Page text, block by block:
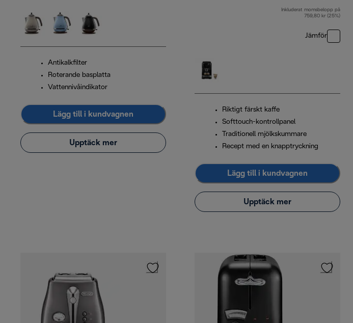
Antikalkfilter
Roterande basplatta
Vattennivåindikator
Lägg till i kundvagnen
Upptäck mer
Inkluderat momsbelopp på
759,80 kr (25%)
Jämför
Riktigt färskt kaffe
Softtouch-kontrollpanel
Traditionell mjölkskummare
Recept med en knapptryckning
Lägg till i kundvagnen
Upptäck mer